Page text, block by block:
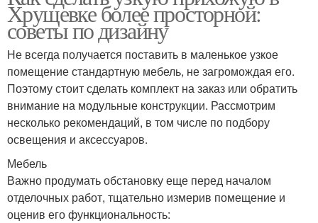
Хрущевке более просторной:
советы по дизайну
Не всегда получается поставить в маленькое узкое
помещение стандартную мебель, не загромождая его.
Поэтому стоит сделать комплект на заказ или обратить
внимание на модульные конструкции. Рассмотрим
несколько рекомендаций, в том числе по подбору
освещения и аксессуаров.
Мебель
Важно продумать обстановку еще перед началом
отделочных работ, тщательно измерив помещение и
оценив его функциональность: